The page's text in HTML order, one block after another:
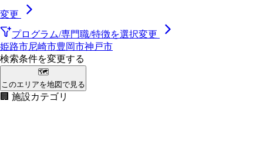
変更
プログラム/専門職/特徴を選択変更
姫路市尼崎市豊岡市神戸市
検索条件を変更する
🗺
このエリアを地図で見る
🏢 施設カテゴリ